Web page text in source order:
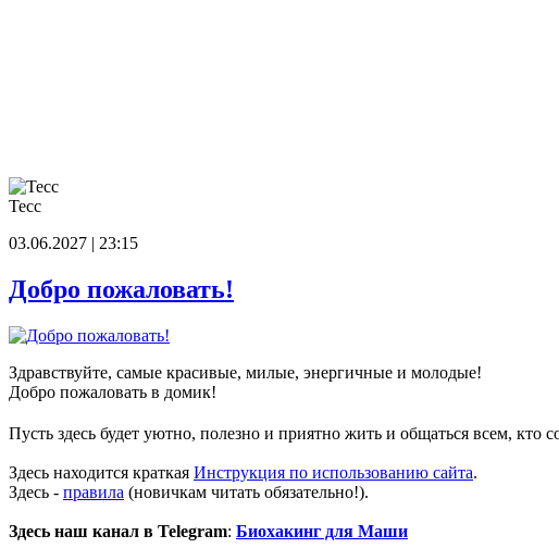
Тесс
03.06.2027 | 23:15
Добро пожаловать!
Здравствуйте, самые красивые, милые, энергичные и молодые!
Добро пожаловать в домик!
Пусть здесь будет уютно, полезно и приятно жить и общаться всем,
Здесь находится краткая Инструкция по использованию сайта.
Здесь - правила (новичкам читать обязательно!).
Здесь наш канал в Telegram: Биохакинг для Маши